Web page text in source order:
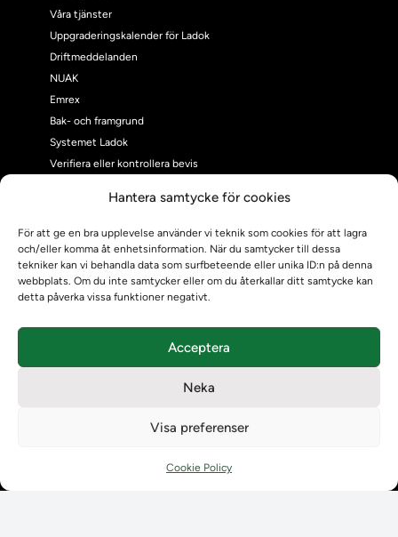
Hantera samtycke för cookies
För att ge en bra upplevelse använder vi teknik som cookies för att lagra
och/eller komma åt enhetsinformation. När du samtycker till dessa
tekniker kan vi behandla data som surfbeteende eller unika ID:n på denna
webbplats. Om du inte samtycker eller om du återkallar ditt samtycke kan
detta påverka vissa funktioner negativt.
Acceptera
Neka
Visa preferenser
Cookie Policy
Våra tjänster
Uppgraderingskalender för Ladok
Driftmeddelanden
NUAK
Emrex
Bak- och framgrund
Systemet Ladok
Verifiera eller kontrollera bevis
Om oss
Om Ladokkonsortiet
Ladokkonsortiet internationellt
Vision, strategi och produktplan
Kontaktuppgifter för studenters Ladoksupport